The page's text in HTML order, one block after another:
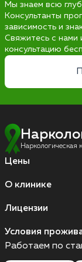
Мы знаем всю
Консультанты
зависимость и
Свяжитесь с нами
консультацию
Наркологическая
Цены
О клинике
Лицензии
Условия
Работаем по